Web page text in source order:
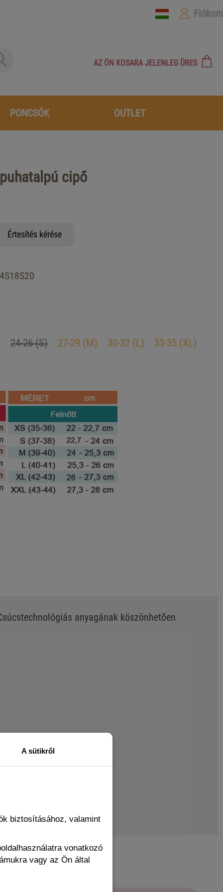
A sütikről
biztosításához, valamint
vonatkozó
vagy az Ön által
Fiókom
AZ ÖN KOSARA JELENLEG ÜRES
PONCSÓK OUTLET
cipő
Értesítés kérése
24-26 (S) 27-29 (M) 30-32 (L) 33-35 (XL)
anyagának köszönhetően